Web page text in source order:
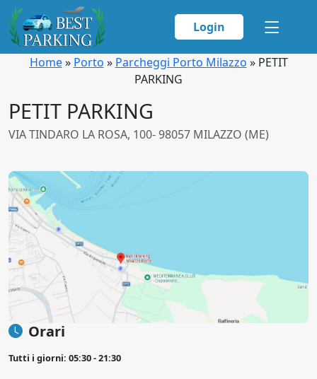
Login
Home» Porto » Parcheggi Porto Milazzo » PETIT
PARKING
PETIT PARKING
VIA TINDARO LA ROSA, 100- 98057 MILAZZO (ME)
Orari
Tutti i giorni: 05:30 - 21:30